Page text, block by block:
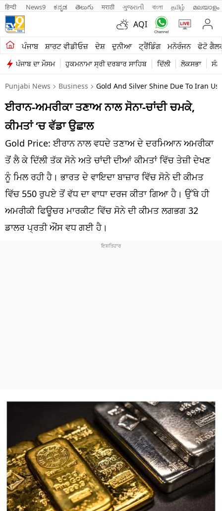
हिन्दी News9 ಕನ್ನಡ తెలుగు मराठी ગુજરાતી বাংলা தமிழ் മലയാളം
AQI
ਪੰਜਾਬ ਸ਼ਾਰਟ ਵੀਡੀਓਜ਼ ਦੇਸ਼ ਦੁਨੀਆ ਟ੍ਰੈਂਡਿੰਗ ਮਨੋਰੰਜਨ ਫੋਟੋ
ਪੰਜਾਬ ਦਾ ਮੌਸਮ ਹੁਕਮਨਾਮਾ ਸ੍ਰੀ ਦਰਬਾਰ ਸਾਹਿਬ ਦਿੱਲੀ ਲੋਕਸਭਾ
ਖੇਤੀਬਾੜੀ
ਸ਼ਾਰਟ ਵੀਡੀਓਜ਼
ਕਾਰੋਬਾਰ
ਕਰਿਅਰ
ਦੇਸ਼
ਲਾਈਫ ਸਟਾਈਲ
ਪੰਜਾਬ
ਧਰਮ
Punjabi News Business Gold And Silver Shine Due To Iran
ਈਰਾਨ-ਅਮਰੀਕਾ ਤਣਾਅ ਨਾਲ ਸੋਨਾ-ਚਾਂਦੀ ਚਮਕੇ,
ਕੀਮਤਾਂ ‘ਚ ਵੱਡਾ ਉਛਾਲ
Gold Price: ਈਰਾਨ ਨਾਲ ਵਧਦੇ ਤਣਾਅ ਦੇ ਦਰਮਿਆਨ ਅਮਰੀਕਾ
ਤੋਂ ਲੈ ਕੇ ਦਿੱਲੀ ਤੱਕ ਸੋਨੇ ਅਤੇ ਚਾਂਦੀ ਦੀਆਂ ਕੀਮਤਾਂ ਵਿੱਚ ਤੇਜ਼ੀ ਦੇਖਣ
ਨੂੰ ਮਿਲ ਰਹੀ ਹੈ। ਭਾਰਤ ਦੇ ਵਾਇਦਾ ਬਾਜ਼ਾਰ ਵਿੱਚ ਸੋਨੇ ਦੀ ਕੀਮਤ
ਵਿੱਚ 550 ਰੁਪਏ ਤੋਂ ਵੱਧ ਦਾ ਵਾਧਾ ਦਰਜ ਕੀਤਾ ਗਿਆ ਹੈ। ਉੱਥੇ ਹੀ
ਅਮਰੀਕੀ ਫਿਊਚਰ ਮਾਰਕੀਟ ਵਿੱਚ ਸੋਨੇ ਦੀ ਕੀਮਤ ਲਗਭਗ 32
ਡਾਲਰ ਪ੍ਰਤੀ ਔਂਸ ਵਧ ਗਈ ਹੈ।